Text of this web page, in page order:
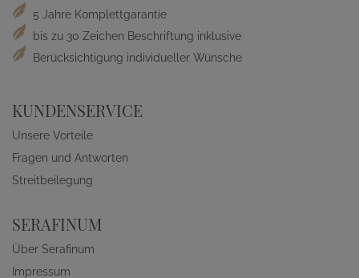
5 Jahre Komplettgarantie
bis zu 30 Zeichen Beschriftung inklusive
Berücksichtigung individueller Wünsche
KUNDENSERVICE
Unsere Vorteile
Fragen und Antworten
Streitbeilegung
SERAFINUM
Über Serafinum
Impressum